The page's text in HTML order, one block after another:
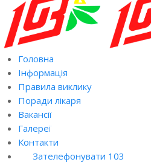
Головна
Інформація
Правила виклику
Поради лікаря
Вакансії
Галереї
Контакти
Зателефонувати 103